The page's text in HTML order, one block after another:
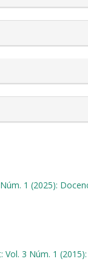
1 (2025):
Vol. 3 Núm. 1